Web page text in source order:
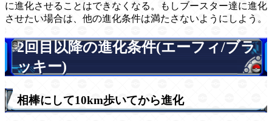
に進化させることはできなくなる。もしブースター達に進化
させたい場合は、他の進化条件は満たさないようにしよう。
2回目以降の進化条件(エーフィ/ブラ
ッキー)
相棒にして10km歩いてから進化